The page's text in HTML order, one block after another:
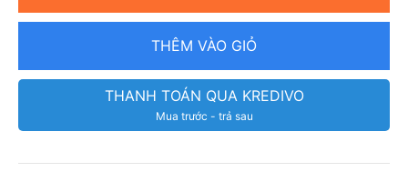
THÊM VÀO GIỎ
THANH TOÁN QUA KREDIVO
Mua trước - trả sau